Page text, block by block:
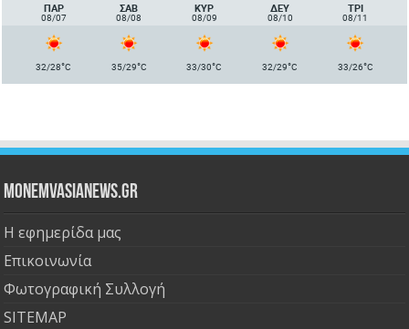
ΠΑΡ
08/07
ΣΑΒ
08/08
ΚΥΡ
08/09
ΔΕΥ
08/10
ΤΡΙ
08/11
32/28°C 35/29°C 33/30°C 32/29°C 33/26°C
Monemvasianews.gr
Η εφημερίδα μας
Επικοινωνία
Φωτογραφική Συλλογή
SITEMAP